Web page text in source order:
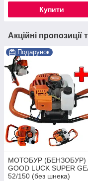
Купити
Акційні пропозиції
Подарунок
МОТОБУР (БЕНЗОБУР)
GOOD LUCK SUPER
52/150 (без шнека)